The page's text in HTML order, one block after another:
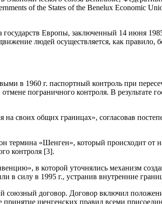
of the States of the Benelux Economic
Европы, заключенный 14 июня
людей осуществляется, как правило,
в 1960 г. паспортный контроль при
пограничного контроля. В результате
своих общих границах», согласовав
термина «Шенген», который происходит от
контроля [3].
в которой уточнялись механизм
в силу в 1995 г., устранив внутренние
союзный договор. Договор включил
принятие шенгенских правил всеми